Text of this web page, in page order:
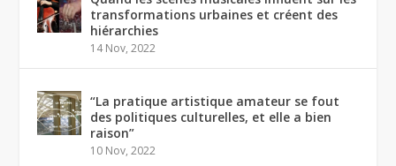
transformations urbaines et créent des
hiérarchies
14 Nov, 2022
“La pratique artistique amateur se fout
des politiques culturelles, et elle a bien
raison”
10 Nov, 2022